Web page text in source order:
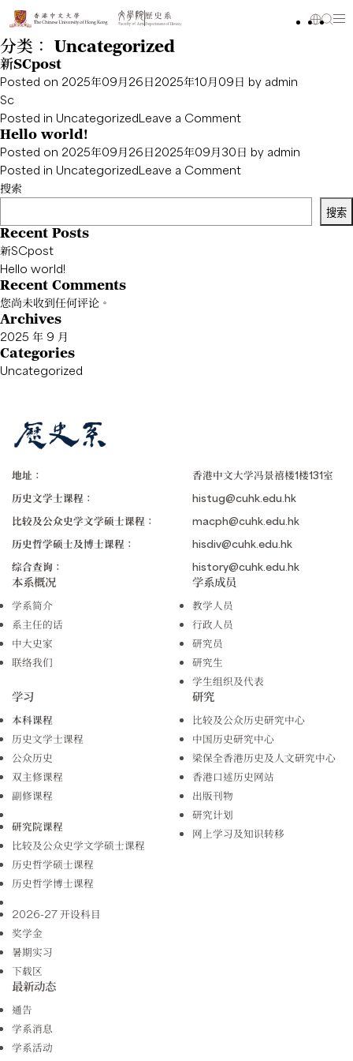
分类： Uncategorized
新SCpost
Posted on 2025年09月26日2025年10月09日 by admin
Sc
Posted in UncategorizedLeave a Commenton
SCpost
Hello world!
Posted on 2025年09月26日2025年09月30日 by admin
Posted in UncategorizedLeave a Commenton
搜索
搜索
Recent Posts
新SCpost
Hello world!
Recent Comments
您尚未收到任何评论。
Archives
2025 年 9 月
Categories
Uncategorized
地址：
香港中文大学冯景禧楼1楼131室
历史文学士课程：
histug@cuhk.edu.hk
比较及公众史学文学硕士课程：
macph@cuhk.edu.hk
历史哲学硕士及博士课程：
hisdiv@cuhk.edu.hk
综合查询：
history@cuhk.edu.hk
本系概况
学系简介
系主任的话
中大史家
联络我们
学系成员
教学人员
行政人员
研究员
研究生
学生组织及代表
学习
本科课程
历史文学士课程
公众历史
双主修课程
副修课程
研究院课程
比较及公众史学文学硕士课程
历史哲学硕士课程
历史哲学博士课程
2026-27 开设科目
奖学金
暑期实习
下载区
研究
比较及公众历史研究中心
中国历史研究中心
梁保全香港历史及人文研究中心
香港口述历史网站
出版刊物
研究计划
网上学习及知识转移
最新动态
通告
学系消息
学系活动